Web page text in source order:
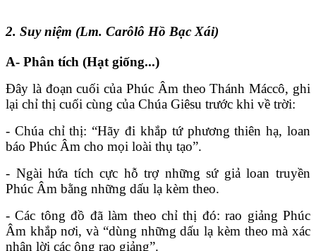
2. Suy niệm (Lm. Carôlô Hồ Bạc Xái)
A- Phân tích (Hạt giống...)
Đây là đoạn cuối của Phúc Âm theo Thánh Máccô, ghi
lại chỉ thị cuối cùng của Chúa Giêsu trước khi về trời:
- Chúa chỉ thị: “Hãy đi khắp tứ phương thiên hạ, loan
báo Phúc Âm cho mọi loài thụ tạo”.
- Ngài hứa tích cực hỗ trợ những sứ giả loan truyền
Phúc Âm bằng những dấu lạ kèm theo.
- Các tông đồ đã làm theo chỉ thị đó: rao giảng Phúc
Âm khắp nơi, và “dùng những dấu lạ kèm theo mà xác
nhận lời các ông rao giảng”.